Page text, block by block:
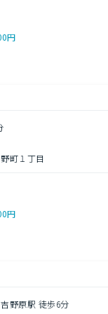
円
町１丁目
円
野原駅 徒歩6分